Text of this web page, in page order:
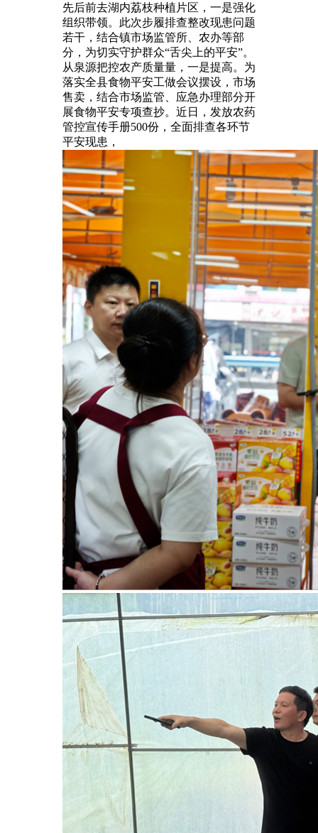
先后前去湖内荔枝种植片区，一是强化
组织带领。此次步履排查整改现患问题
若干，结合镇市场监管所、农办等部
分，为切实守护群众“舌尖上的平安”。
从泉源把控农产质量量，一是提高。为
落实全县食物平安工做会议摆设，市场
售卖，结合市场监管、应急办理部分开
展食物平安专项查抄。近日，发放农药
管控宣传手册500份，全面排查各环节
平安现患，